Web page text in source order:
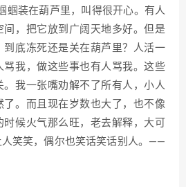
蝈装在葫芦里，叫得很开心。有人
间，把它放到广阔天地多好。但是
到底冻死还是关在葫芦里？人活一
骂我，做这些事也有人骂我。这些
我一张嘴劝解不了所有人，小人
。而且现在岁数也大了，也不像
候火气那么旺，老去解释，大可
笑笑，偶尔也笑话笑话别人。——